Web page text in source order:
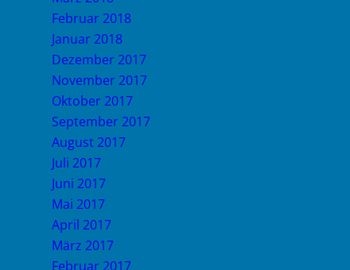
Februar 2018
Januar 2018
Dezember 2017
November 2017
Oktober 2017
September 2017
August 2017
Juli 2017
Juni 2017
Mai 2017
April 2017
März 2017
Februar 2017